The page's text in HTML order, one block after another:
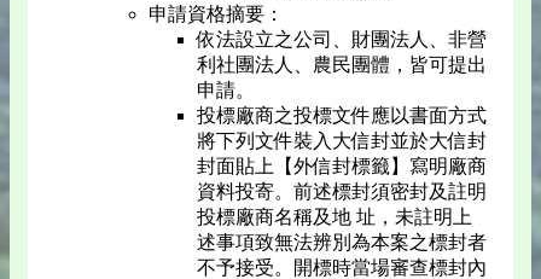
申請資格摘要：
依法設立之公司、財團法人、非營
利社團法人、農民團體，皆可提出
申請。
投標廠商之投標文件應以書面方式
將下列文件裝入大信封並於大信封
封面貼上【外信封標籤】寫明廠商
資料投寄。前述標封須密封及註明
投標廠商名稱及地 址，未註明上
述事項致無法辨別為本案之標封者
不予接受。開標時當場審查標封內